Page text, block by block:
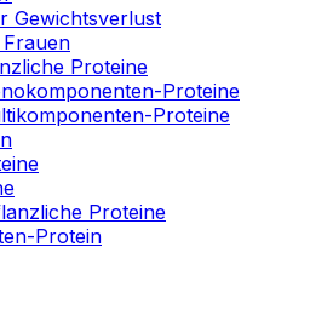
Gewichtsverlust
Proteine
Proteine
Proteine
Proteine
Protein